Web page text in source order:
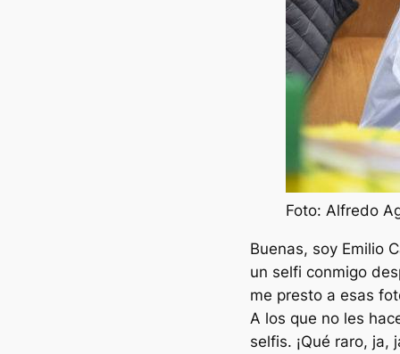
Foto: Alfredo
Buenas, soy Emilio
un selfi conmigo
me presto a esas
A los que no les
selfis. ¡Qué raro, ja,